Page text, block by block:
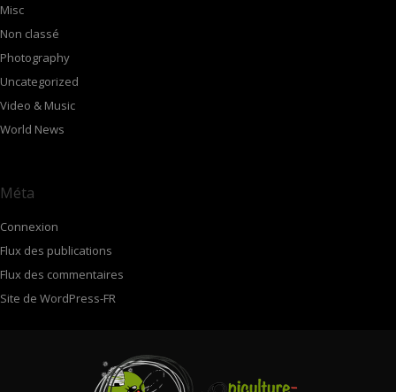
Misc
Non classé
Photography
Uncategorized
Video & Music
World News
Méta
Connexion
Flux des publications
Flux des commentaires
Site de WordPress-FR